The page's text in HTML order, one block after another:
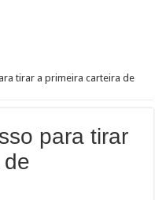
tirar a primeira carteira de
para tirar